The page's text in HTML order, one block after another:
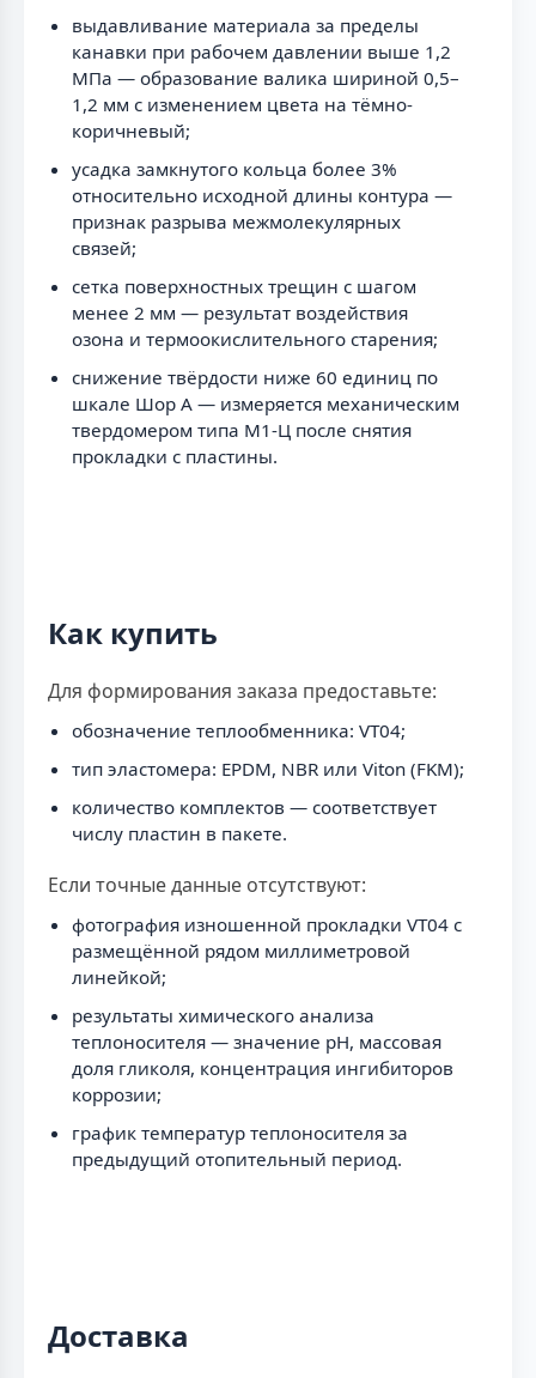
выдавливание материала за пределы
канавки при рабочем давлении выше 1,2
МПа — образование валика шириной 0,5–
1,2 мм с изменением цвета на тёмно-
коричневый;
усадка замкнутого кольца более 3%
относительно исходной длины контура —
признак разрыва межмолекулярных
связей;
сетка поверхностных трещин с шагом
менее 2 мм — результат воздействия
озона и термоокислительного старения;
снижение твёрдости ниже 60 единиц по
шкале Шор А — измеряется механическим
твердомером типа М1-Ц после снятия
прокладки с пластины.
Как купить
Для формирования заказа предоставьте:
обозначение теплообменника: VT04;
тип эластомера: EPDM, NBR или Viton (FKM);
количество комплектов — соответствует
числу пластин в пакете.
Если точные данные отсутствуют:
фотография изношенной прокладки VT04 с
размещённой рядом миллиметровой
линейкой;
результаты химического анализа
теплоносителя — значение рН, массовая
доля гликоля, концентрация ингибиторов
коррозии;
график температур теплоносителя за
предыдущий отопительный период.
Доставка